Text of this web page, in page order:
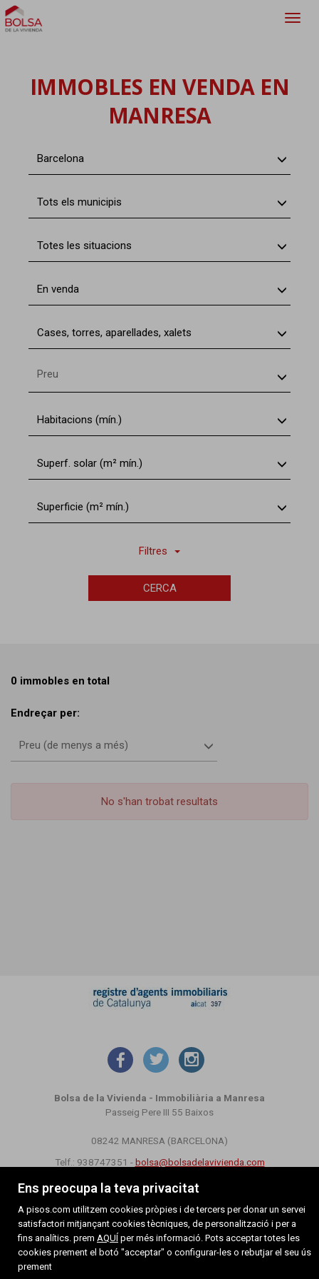
Ens preocupa la teva privacitat
A pisos.com utilitzem cookies pròpies i de tercers per donar un servei
satisfactori mitjançant cookies tècniques, de personalització i per a
fins analítics. prem AQUÍ per més informació. Pots acceptar totes les
cookies prement el botó "acceptar" o configurar-les o rebutjar el seu ús
prement
IMMOBLES EN VENDA EN
MANRESA
Barcelona
Tots els municipis
Totes les situacions
En venda
Cases, torres, aparellades, xalets
Preu
Habitacions (mín.)
Superf. solar (m² mín.)
Superficie (m² mín.)
Filtres
CERCA
0 immobles en total
Endreçar per:
Preu (de menys a més)
No s'han trobat resultats
Bolsa de la Vivienda - Immobiliària a Manresa
Passeig Pere III 55 Baixos
08242 MANRESA (BARCELONA)
Telf.: 938747351 -bolsa@bolsadelavivienda.com